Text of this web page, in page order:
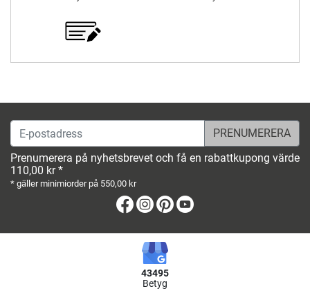
E-postadress
Prenumerera på nyhetsbrevet och få en rabattkupong värde
110,00 kr *
* gäller minimiorder på 550,00 kr
Facebook
Instagram
Pinterest
43495
Betyg